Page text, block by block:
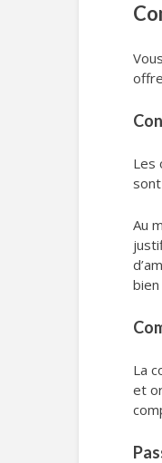
Les
Au
La
et